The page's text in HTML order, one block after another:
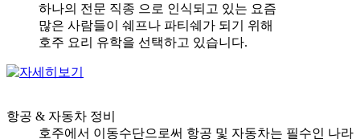
하나의 전문 직종 으로 인식되고 있는 요즘
많은 사람들이 쉐프나 파티쉐가 되기 위해
호주 요리 유학을 선택하고 있습니다.
항공 & 자동차 정비
호주에서 이동수단으로써 항공 및 자동차는 필수인 나라